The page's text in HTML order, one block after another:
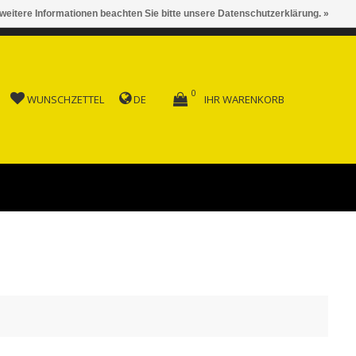
AB FR. 150.00
WUNSCHZETTEL DE IHR WARENKORB
0
Informationen beachten Sie bitte unsere Datenschutzerklärung. »